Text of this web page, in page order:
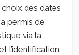
des dates
permis de
via la
l’identification